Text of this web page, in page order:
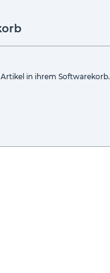
in ihrem Softwarekorb.